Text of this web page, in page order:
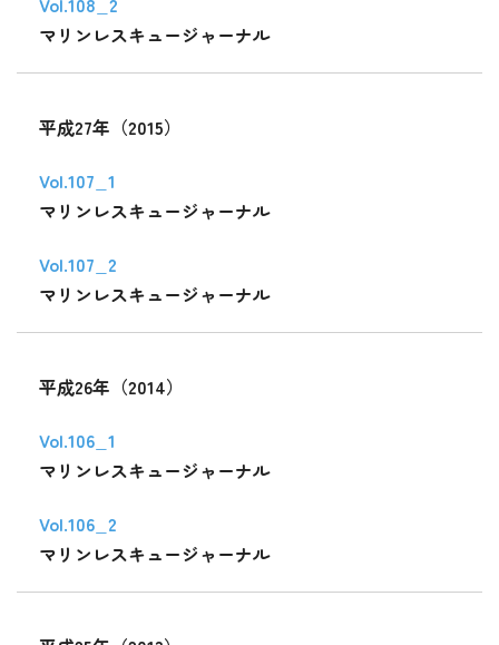
マリンレスキュージャーナル
平成27年（2015）
Vol.107_1
マリンレスキュージャーナル
Vol.107_2
マリンレスキュージャーナル
平成26年（2014）
Vol.106_1
マリンレスキュージャーナル
Vol.106_2
マリンレスキュージャーナル